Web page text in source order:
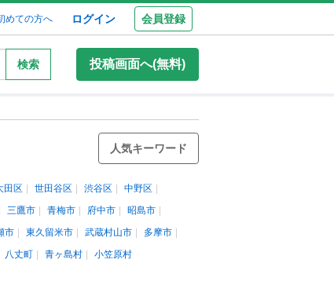
めての方へ ログイン 会員登録
検索 投稿画面へ(無料)
人気キーワード
田区 世田谷区 渋谷区
中野区
三鷹市 青梅市 府中市
昭島市
市 東久留米市 武蔵村山市
多摩市
八丈町 青ヶ島村 小笠原村